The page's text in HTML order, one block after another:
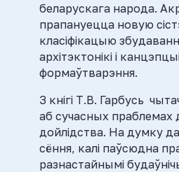
беларускага народа.
прапануецца новую
класіфікацыю
архітэктонікі і
формаўтварэння.
З кнігі Т.В. Гарбусь
аб сучасных праблемах
дойлідства. На думку
сёння, калі паўсюдна
разнастайнымі